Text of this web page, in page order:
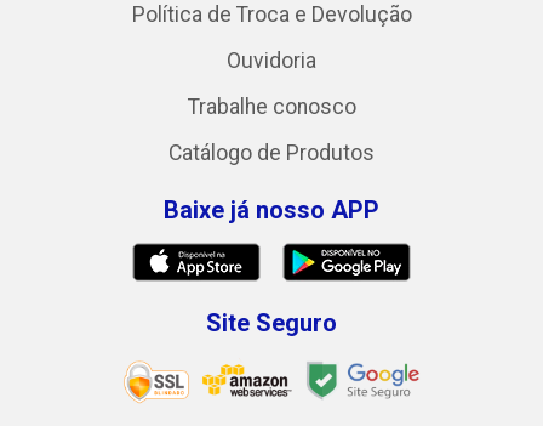
Política de Troca e Devolução
Ouvidoria
Trabalhe conosco
Catálogo de Produtos
Baixe já nosso APP
Site Seguro